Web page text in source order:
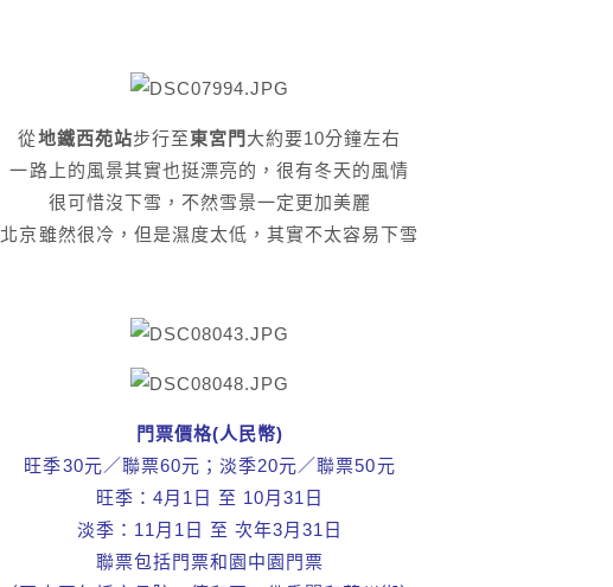
從地鐵西苑站步行至東宮門 大約要10分鐘左右
一路上的風景其實也挺漂亮的，很有冬天的風情
很可惜沒下雪，不然雪景一定更加美麗
北京雖然很冷，但是濕度太低，其實不太容易下雪
門票價格(人民幣)
旺季30元／聯票60元；淡季20元／聯票50元
旺季：4月1日 至 10月31日
淡季：11月1日 至 次年3月31日
聯票包括門票和園中園門票